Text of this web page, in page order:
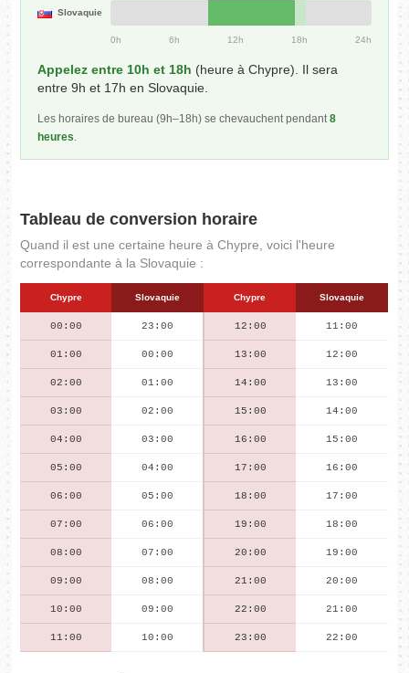
Slovaquie
0h 6h 12h 18h 24h
Appelez entre 10h et 18h (heure à Chypre). Il sera
entre 9h et 17h en Slovaquie.
Les horaires de bureau (9h–18h) se chevauchent pendant8
heures.
Tableau de conversion horaire
Quand il est une certaine heure à Chypre, voici l'heure
correspondante à la Slovaquie :
Chypre Slovaquie Chypre Slovaquie
00:00 23:00 12:00 11:00
01:00 00:00 13:00 12:00
02:00 01:00 14:00 13:00
03:00 02:00 15:00 14:00
04:00 03:00 16:00 15:00
05:00 04:00 17:00 16:00
06:00 05:00 18:00 17:00
07:00 06:00 19:00 18:00
08:00 07:00 20:00 19:00
09:00 08:00 21:00 20:00
10:00 09:00 22:00 21:00
11:00 10:00 23:00 22:00